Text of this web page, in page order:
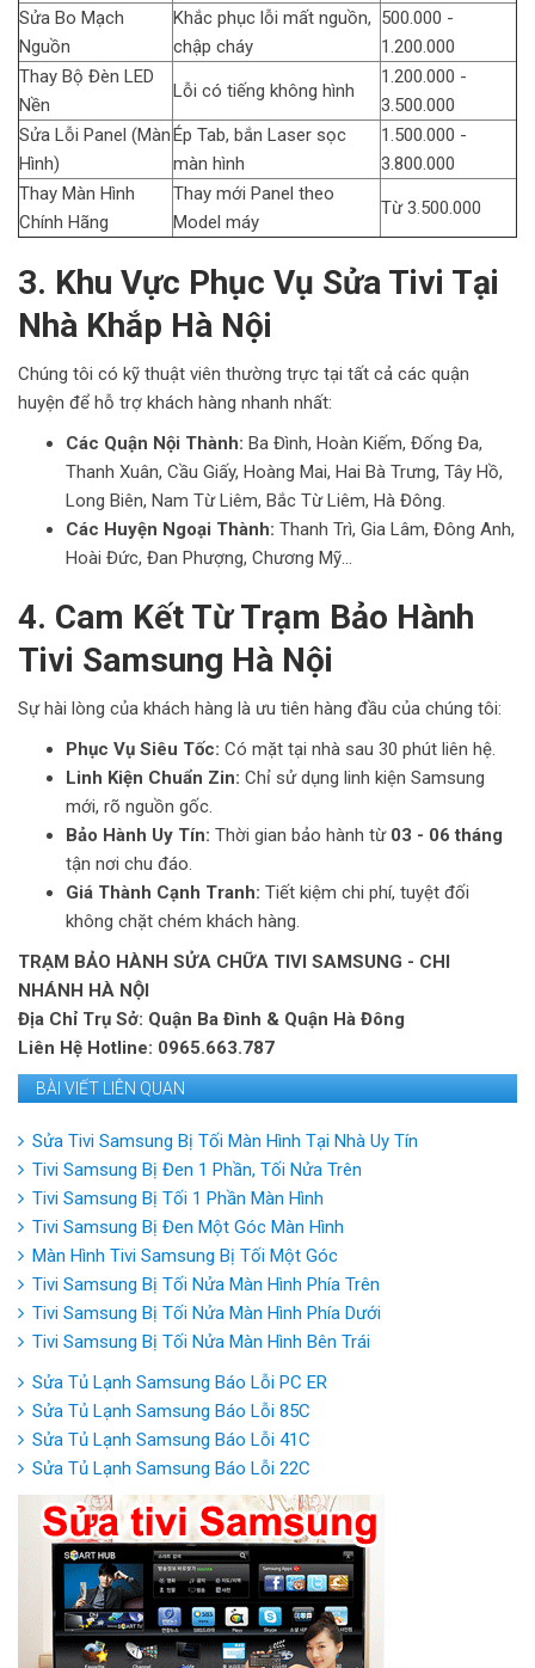
Sửa Bo Mạch
Nguồn
Khắc phục lỗi mất nguồn,
chập cháy
500.000 -
1.200.000
Thay Bộ Đèn LED
Nền
Lỗi có tiếng không hình
1.200.000 -
3.500.000
Sửa Lỗi Panel (Màn
Hình)
Ép Tab, bắn Laser sọc
màn hình
1.500.000 -
3.800.000
Thay Màn Hình
Chính Hãng
Thay mới Panel theo
Model máy
Từ 3.500.000
3. Khu Vực Phục Vụ Sửa Tivi Tại
Nhà Khắp Hà Nội
Chúng tôi có kỹ thuật viên thường trực tại tất cả các quận
huyện để hỗ trợ khách hàng nhanh nhất:
Các Quận Nội Thành: Ba Đình, Hoàn Kiếm, Đống Đa,
Thanh Xuân, Cầu Giấy, Hoàng Mai, Hai Bà Trưng, Tây Hồ,
Long Biên, Nam Từ Liêm, Bắc Từ Liêm, Hà Đông.
Các Huyện Ngoại Thành: Thanh Trì, Gia Lâm, Đông Anh,
Hoài Đức, Đan Phượng, Chương Mỹ...
4. Cam Kết Từ Trạm Bảo Hành
Tivi Samsung Hà Nội
Sự hài lòng của khách hàng là ưu tiên hàng đầu của chúng tôi:
Phục Vụ Siêu Tốc: Có mặt tại nhà sau 30 phút liên hệ.
Linh Kiện Chuẩn Zin: Chỉ sử dụng linh kiện Samsung
mới, rõ nguồn gốc.
Bảo Hành Uy Tín: Thời gian bảo hành từ 03 - 06 tháng
tận nơi chu đáo.
Giá Thành Cạnh Tranh: Tiết kiệm chi phí, tuyệt đối
không chặt chém khách hàng.
TRẠM BẢO HÀNH SỬA CHỮA TIVI SAMSUNG - CHI
NHÁNH HÀ NỘI
Địa Chỉ Trụ Sở: Quận Ba Đình & Quận Hà Đông
Liên Hệ Hotline: 0965.663.787
BÀI VIẾT LIÊN QUAN
Sửa Tivi Samsung Bị Tối Màn Hình Tại Nhà Uy Tín
Tivi Samsung Bị Đen 1 Phần, Tối Nửa Trên
Tivi Samsung Bị Tối 1 Phần Màn Hình
Tivi Samsung Bị Đen Một Góc Màn Hình
Màn Hình Tivi Samsung Bị Tối Một Góc
Tivi Samsung Bị Tối Nửa Màn Hình Phía Trên
Tivi Samsung Bị Tối Nửa Màn Hình Phía Dưới
Tivi Samsung Bị Tối Nửa Màn Hình Bên Trái
Sửa Tủ Lạnh Samsung Báo Lỗi PC ER
Sửa Tủ Lạnh Samsung Báo Lỗi 85C
Sửa Tủ Lạnh Samsung Báo Lỗi 41C
Sửa Tủ Lạnh Samsung Báo Lỗi 22C